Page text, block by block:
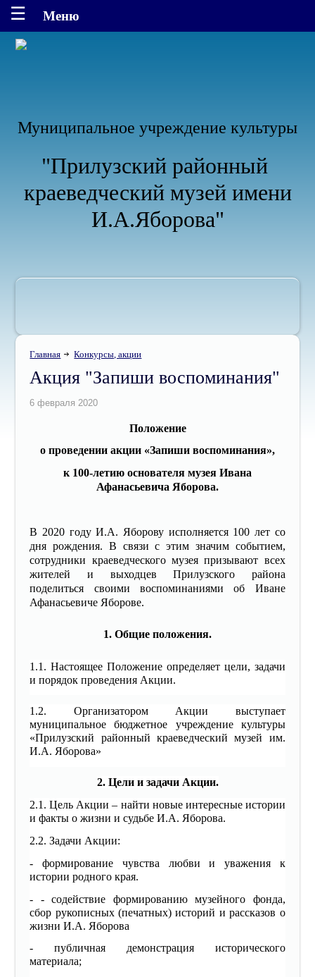
Муниципальное учреждение культуры
"Прилузский районный
краеведческий музей имени
И.А.Яборова"
Главная Конкурсы, акции
Акция "Запиши воспоминания"
Положение
о проведении акции «Запиши воспоминания»,
к 100-летию основателя музея Ивана
Афанасьевича Яборова.
В 2020 году И.А. Яборову исполняется 100 лет со
дня рождения. В связи с этим значим событием,
сотрудники краеведческого музея призывают всех
жителей и выходцев Прилузского района
поделиться своими воспоминаниями об Иване
Афанасьевиче Яборове.
1. Общие положения.
1.1. Настоящее Положение определяет цели, задачи
и порядок проведения Акции.
1.2. Организатором Акции выступает
муниципальное бюджетное учреждение культуры
«Прилузский районный краеведческий музей им.
И.А. Яборова»
2. Цели и задачи Акции.
2.1. Цель Акции – найти новые интересные истории
и факты о жизни и судьбе И.А. Яборова.
2.2. Задачи Акции:
- формирование чувства любви и уважения к
истории родного края.
- - содействие формированию музейного фонда,
сбор рукописных (печатных) историй и рассказов о
жизни И.А. Яборова
- публичная демонстрация исторического
материала;